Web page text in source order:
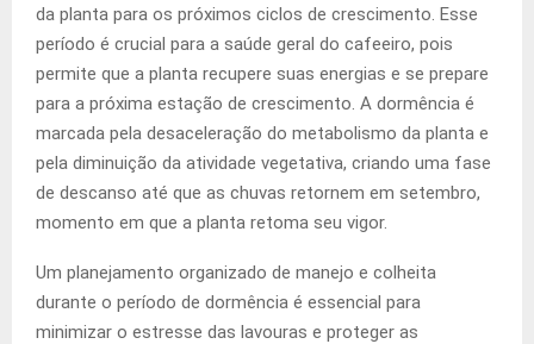
da planta para os próximos ciclos de crescimento. Esse
período é crucial para a saúde geral do cafeeiro, pois
permite que a planta recupere suas energias e se prepare
para a próxima estação de crescimento. A dormência é
marcada pela desaceleração do metabolismo da planta e
pela diminuição da atividade vegetativa, criando uma fase
de descanso até que as chuvas retornem em setembro,
momento em que a planta retoma seu vigor.
Um planejamento organizado de manejo e colheita
durante o período de dormência é essencial para
minimizar o estresse das lavouras e proteger as